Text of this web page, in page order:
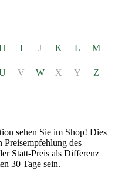
I J K L M
V W X Y Z
sehen Sie im Shop! Dies
des
Statt-Preis als Differenz
30 Tage sein.